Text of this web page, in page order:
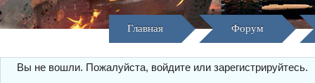
Главная Форум
Вы не вошли. Пожалуйста, войдите или зарегистрируйтесь.